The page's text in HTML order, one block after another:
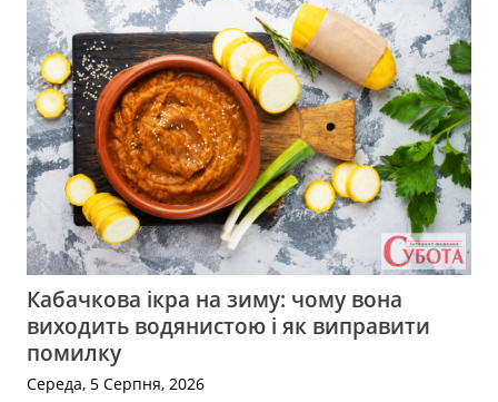
Кабачкова ікра на зиму: чому вона
виходить водянистою і як виправити
помилку
Середа, 5 Серпня, 2026